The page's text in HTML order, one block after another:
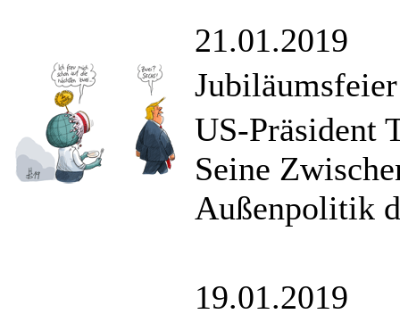
21.01.2019
Jubiläumsfeier
US-Präsident
Seine
Außenpolitik
19.01.2019